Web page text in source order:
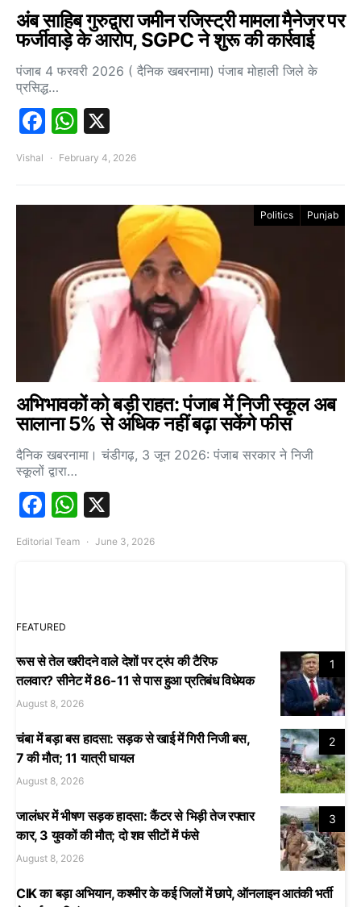
अंब साहिब गुरुद्वारा जमीन रजिस्ट्री मामला मैनेजर पर
फर्जीवाड़े के आरोप, SGPC ने शुरू की कार्रवाई
पंजाब 4 फरवरी 2026 ( दैनिक खबरनामा) पंजाब मोहाली जिले के
प्रसिद्ध…
Facebook
WhatsApp
Vishal February 4, 2026
Politics Punjab
अभिभावकों को बड़ी राहत: पंजाब में निजी स्कूल अब
सालाना 5% से अधिक नहीं बढ़ा सकेंगे फीस
दैनिक खबरनामा। चंडीगढ़, 3 जून 2026: पंजाब सरकार ने निजी
स्कूलों द्वारा…
Facebook
WhatsApp
Editorial Team June 3, 2026
FEATURED
1
रूस से तेल खरीदने वाले देशों पर ट्रंप की टैरिफ
तलवार? सीनेट में 86-11 से पास हुआ प्रतिबंध विधेयक
August 8, 2026
2
चंबा में बड़ा बस हादसा: सड़क से खाई में गिरी निजी बस,
7 की मौत; 11 यात्री घायल
August 8, 2026
3
जालंधर में भीषण सड़क हादसा: कैंटर से भिड़ी तेज रफ्तार
कार, 3 युवकों की मौत; दो शव सीटों में फंसे
August 8, 2026
CIK का बड़ा अभियान, कश्मीर के कई जिलों में छापे, ऑनलाइन आतंकी भर्ती